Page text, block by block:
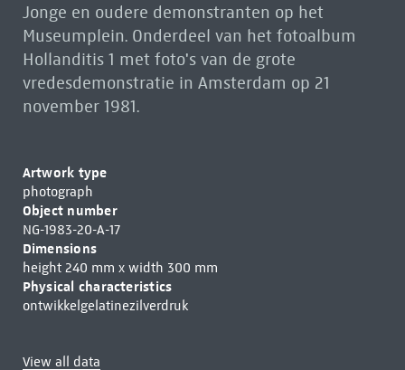
Jonge en oudere demonstranten op het
Museumplein. Onderdeel van het fotoalbum
Hollanditis 1 met foto's van de grote
vredesdemonstratie in Amsterdam op 21
november 1981.
Artwork type
photograph
Object number
NG-1983-20-A-17
Dimensions
height 240 mm x width 300 mm
Physical characteristics
ontwikkelgelatinezilverdruk
View all data